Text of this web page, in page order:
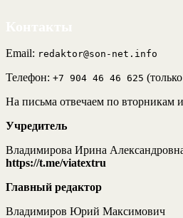
Email: redaktor@son-net.info
Телефон: +7 904 46 46 625
На письма отвечаем по вторникам
Учредитель
Владимирова Ирина
https://t.me/viatextru
Главный редактор
Владимиров Юрий Максимович